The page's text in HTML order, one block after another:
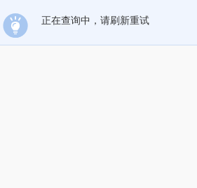
正在查询中，请刷新重试